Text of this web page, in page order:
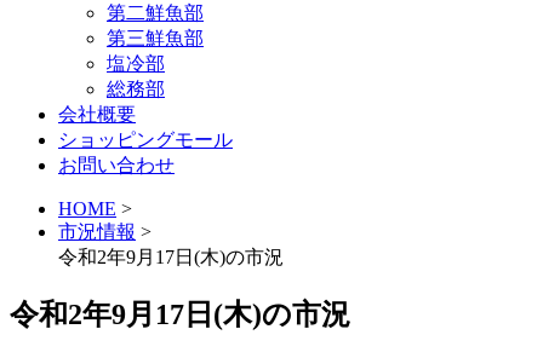
第二鮮魚部
第三鮮魚部
塩冷部
総務部
会社概要
ショッピングモール
お問い合わせ
HOME >
市況情報 >
令和2年9月17日(木)の市況
令和2年9月17日(木)の市況